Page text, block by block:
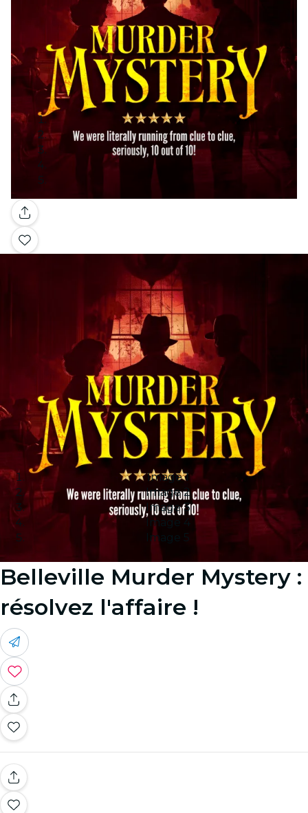
Galerie
Image 1
Image 2
Image 3
Image 4
Image 5
Belleville Murder Mystery :
résolvez l'affaire !